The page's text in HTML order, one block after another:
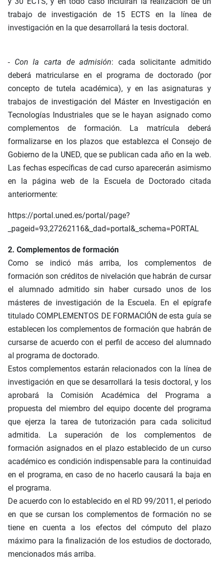
trabajo de investigación de 15 ECTS en la línea de
investigación en la que desarrollará la tesis doctoral.
- Con la carta de admisión: cada solicitante admitido
deberá matricularse en el programa de doctorado (por
concepto de tutela académica), y en las asignaturas y
trabajos de investigación del Máster en Investigación en
Tecnologías Industriales que se le hayan asignado como
complementos de formación. La matrícula deberá
formalizarse en los plazos que establezca el Consejo de
Gobierno de la UNED, que se publican cada año en la web.
Las fechas específicas de cad curso aparecerán asimismo
en la página web de la Escuela de Doctorado citada
anteriormente:
https://portal.uned.es/portal/page?
_pageid=93,27262116&_dad=portal&_schema=PORTAL
2. Complementos de formación
Como se indicó más arriba, los complementos de
formación son créditos de nivelación que habrán de cursar
el alumnado admitido sin haber cursado unos de los
másteres de investigación de la Escuela. En el epígrafe
titulado COMPLEMENTOS DE FORMACIÓN de esta guía se
establecen los complementos de formación que habrán de
cursarse de acuerdo con el perfil de acceso del alumnado
al programa de doctorado.
Estos complementos estarán relacionados con la línea de
investigación en que se desarrollará la tesis doctoral, y los
aprobará la Comisión Académica del Programa a
propuesta del miembro del equipo docente del programa
que ejerza la tarea de tutorización para cada solicitud
admitida. La superación de los complementos de
formación asignados en el plazo establecido de un curso
académico es condición indispensable para la continuidad
en el programa, en caso de no hacerlo causará la baja en
el programa.
De acuerdo con lo establecido en el RD 99/2011, el periodo
en que se cursan los complementos de formación no se
tiene en cuenta a los efectos del cómputo del plazo
máximo para la finalización de los estudios de doctorado,
mencionados más arriba.